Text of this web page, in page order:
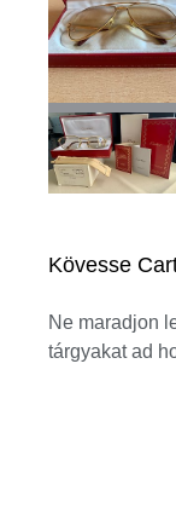
Kövesse
Ne maradjon
tárgyakat ad